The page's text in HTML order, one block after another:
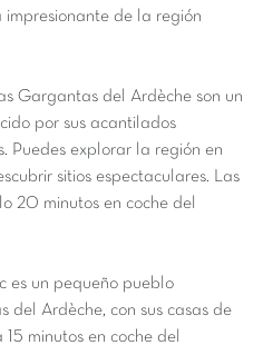
de la región
Gargantas del Ardèche son un
por sus acantilados
Puedes explorar la región en
sitios espectaculares. Las
20 minutos en coche del
es un pequeño pueblo
del Ardèche, con sus casas de
minutos en coche del